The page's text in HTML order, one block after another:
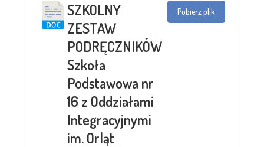
SZKOLNY
ZESTAW
PODRĘCZNIKÓW
Szkoła
Podstawowa nr
16 z Oddziałami
Integracyjnymi
im. Orląt
Pobierz plik